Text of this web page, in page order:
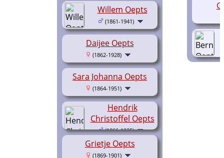
Willem Oepts
(1861-1941)
Daijee Oepts
(1862-1928)
Sara Johanna Oepts
(1864-1951)
Hendrik
Christoffel Oepts
(1866-1935)
Grietje Oepts
(1869-1901)